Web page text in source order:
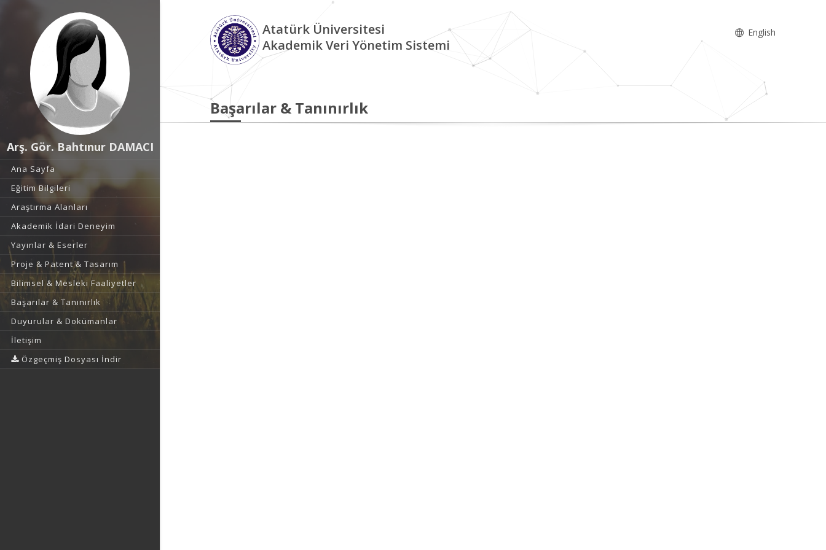
Arş. Gör. Bahtınur DAMACI
Ana Sayfa
Eğitim Bilgileri
Araştırma Alanları
Akademik İdari Deneyim
Yayınlar & Eserler
Proje & Patent & Tasarım
Bilimsel & Mesleki Faaliyetler
Başarılar & Tanınırlık
Duyurular & Dokümanlar
İletişim
Özgeçmiş Dosyası İndir
Atatürk Üniversitesi
Akademik Veri Yönetim Sistemi
English
Başarılar & Tanınırlık